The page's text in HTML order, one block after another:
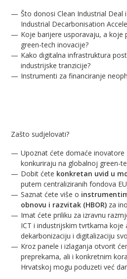
Što donosi Clean Industrial Deal
Industrial Decarbonisation
Koje barijere usporavaju, a koje
green-tech inovacije?
Kako digitalna infrastruktura
industrijske tranzicije?
Instrumenti za financiranje
Zašto sudjelovati?
Upoznat ćete domaće inovatore
konkuriraju na globalnoj green-
Dobit ćete konkretan uvid u
putem centraliziranih fondova EU
Saznat ćete više o
obnovu i razvitak (HBOR) za
Imat ćete priliku za izravnu
ICT i industrijskim tvrtkama koje
dekarbonizaciju i digitalizaciju
Kroz panele i izlaganja otvorit
preprekama, ali i konkretnim
Hrvatskoj mogu poduzeti već